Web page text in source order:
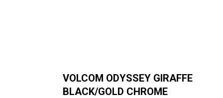
VOLCOM ODYSSEY GIRAFFE
BLACK/GOLD CHROME